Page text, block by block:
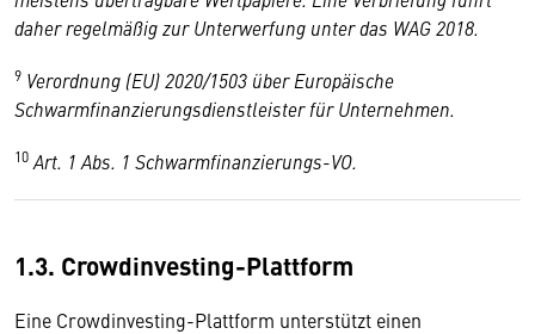
daher regelmäßig zur Unterwerfung unter das WAG 2018.
9 Verordnung (EU) 2020/1503 über Europäische
Schwarmfinanzierungsdienstleister für Unternehmen.
10 Art. 1 Abs. 1 Schwarmfinanzierungs-VO.
1.3. Crowdinvesting-Plattform
Eine Crowdinvesting-Plattform unterstützt einen